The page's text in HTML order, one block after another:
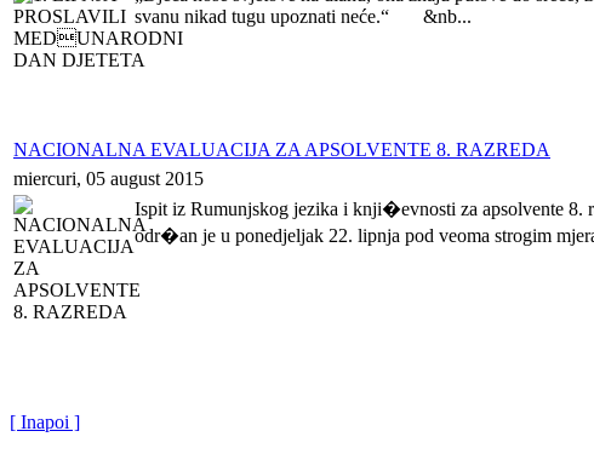
svanu nikad tugu upoznati neće.“ &nb...
NACIONALNA EVALUACIJA ZA APSOLVENTE 8. RAZREDA
miercuri, 05 august 2015
Ispit iz Rumunjskog jezika i knji�evnosti za apsolvente 8.
odr�an je u ponedjeljak 22. lipnja pod veoma strogim
[ Inapoi ]